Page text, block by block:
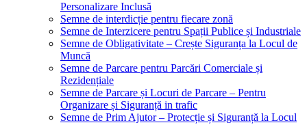
Personalizare Inclusă
Semne de interdicție pentru fiecare zonă
Semne de Interzicere pentru Spații Publice și Industriale
Semne de Obligativitate – Crește Siguranța la Locul de
Muncă
Semne de Parcare pentru Parcări Comerciale și
Rezidențiale
Semne de Parcare și Locuri de Parcare – Pentru
Organizare și Siguranță in trafic
Semne de Prim Ajutor – Protecție și Siguranță la Locul